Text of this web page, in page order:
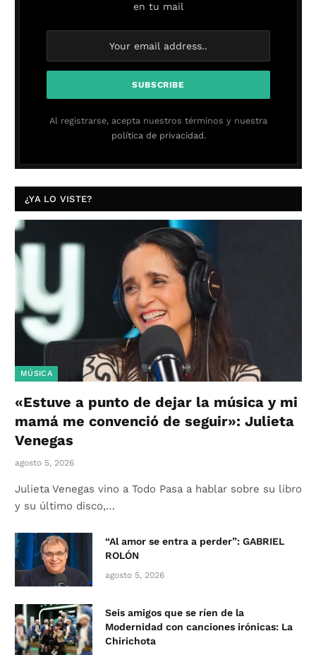
en tu mail
Al registrarse, acepta nuestros términos y nuestra
política de privacidad.
¿YA LO VISTE?
MÚSICA
«Estuve a punto de dejar la música y mi
mamá me convenció de seguir»: Julieta
Venegas
agosto 5, 2026
Julieta Venegas vino a Todo Pasa a hablar sobre su libro
y su último disco,…
“Al amor se entra a perder”: GABRIEL
ROLÓN
agosto 5, 2026
Seis amigos que se ríen de la
Modernidad con canciones irónicas: La
Chirichota